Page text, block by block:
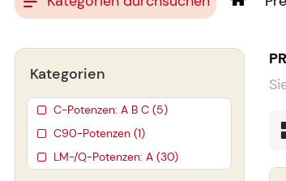
Kategorien
C-Potenzen: A B C (5)
C90-Potenzen (1)
LM-/Q-Potenzen: A (30)